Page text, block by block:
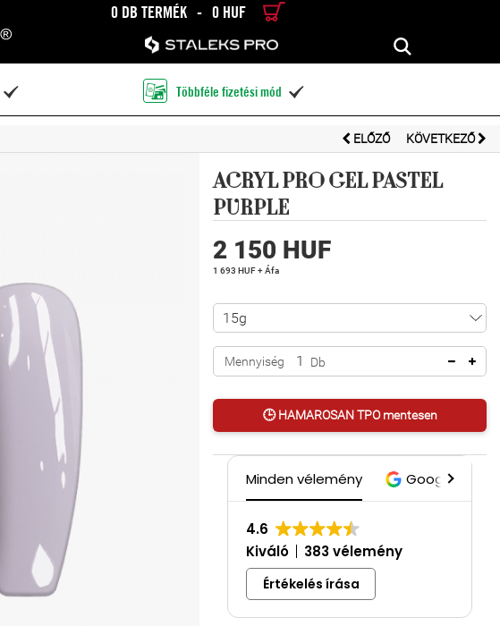
0 DB TERMÉK - 0 HUF
RÉSZLETES KERESÉS KERESÉS
 Többféle fizetési mód 
ELŐZŐ KÖVETKEZŐ
ACRYL PRO GEL PASTEL
PURPLE
2 150 HUF
1 693 HUF + Áfa
Mennyiség Db
🕒 HAMAROSAN TPO mentesen
Minden vélemény Google
4.6
Kiváló
383 vélemény
Értékelés írása